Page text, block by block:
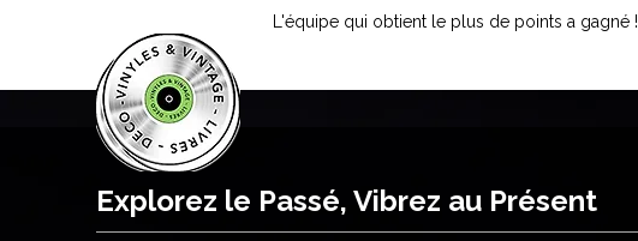
L'équipe qui obtient le plus de points a gagné !
Explorez le Passé, Vibrez au Présent